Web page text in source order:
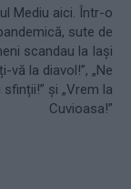
Mediu aici. Într-o
sute de
scandau la Iași
vă la diavol!”, „Ne
și „Vrem la
Cuvioasa!”